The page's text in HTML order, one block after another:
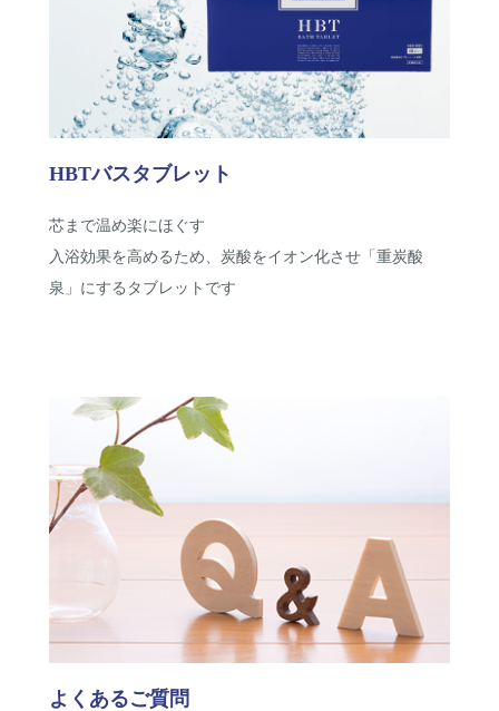
HBTバスタブレット
芯まで温め楽にほぐす
入浴効果を高めるため、炭酸をイオン化させ「重炭酸
泉」にするタブレットです
よくあるご質問